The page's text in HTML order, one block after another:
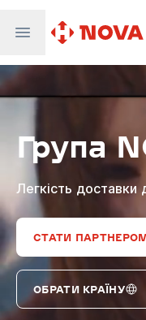
Nova Global
Nova Digital
Supernova Airlines
Група
Легкість доставки
СТАТИ
ОБРАТИ КРАЇНУ